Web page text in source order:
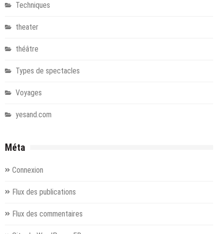
Techniques
theater
théâtre
Types de spectacles
Voyages
yesand.com
Méta
Connexion
Flux des publications
Flux des commentaires